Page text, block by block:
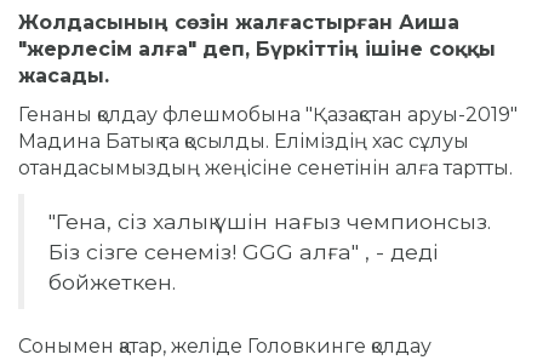
Жолдасының сөзін жалғастырған Аиша
"жерлесім алға" деп, Бүркіттің ішіне соққы
жасады.
Генаны қолдау флешмобына "Қазақстан аруы-2019"
Мадина Батық та қосылды. Еліміздің хас сұлуы
отандасымыздың жеңісіне сенетінін алға тартты.
"Гена, сіз халық үшін нағыз чемпионсыз.
Біз сізге сенеміз! GGG алға" , - деді
бойжеткен.
Сонымен қатар, желіде Головкинге қолдау